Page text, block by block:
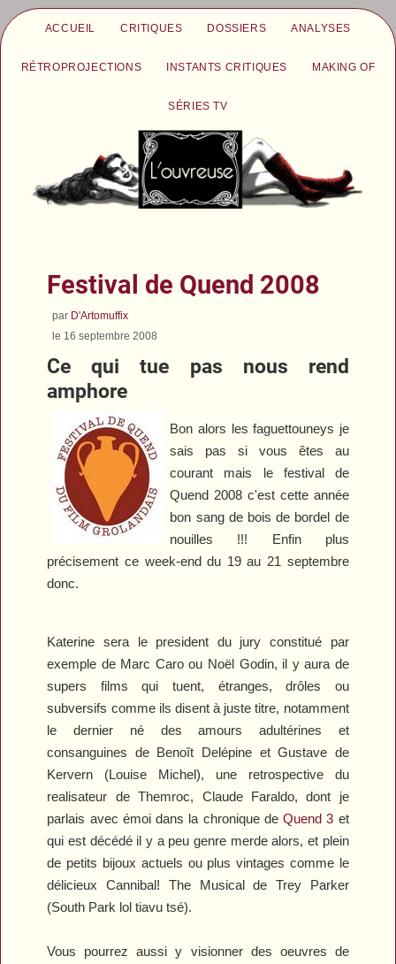
ACCUEIL CRITIQUES DOSSIERS ANALYSES
RÉTROPROJECTIONS INSTANTS CRITIQUES MAKING OF
SÉRIES TV
Festival de Quend 2008
par D'Artomuffix
le 16 septembre 2008
Ce qui tue pas nous rend
amphore
Bon alors les faguettouneys je
sais pas si vous êtes au
courant mais le festival de
Quend 2008 c'est cette année
bon sang de bois de bordel de
nouilles !!! Enfin plus
précisement ce week-end du 19 au 21 septembre
donc.
Katerine sera le president du jury constitué par
exemple de Marc Caro ou Noël Godin, il y aura de
supers films qui tuent, étranges, drôles ou
subversifs comme ils disent à juste titre, notamment
le dernier né des amours adultérines et
consanguines de Benoît Delépine et Gustave de
Kervern (Louise Michel), une retrospective du
realisateur deThemroc, Claude Faraldo, dont je
parlais avec émoi dans la chronique deQuend 3 et
qui est décédé il y a peu genre merde alors, et plein
de petits bijoux actuels ou plus vintages comme le
délicieuxCannibal! The Musicalde Trey Parker
(South Park lol tiavu tsé).
Vous pourrez aussi y visionner des oeuvres de